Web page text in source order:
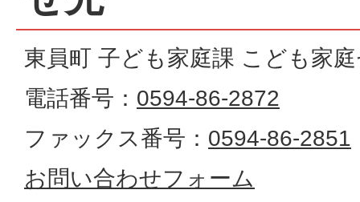
東員町 子ども家庭課 こども家
電話番号： 0594-86-2872
ファックス番号： 0594-86-2851
お問い合わせフォーム